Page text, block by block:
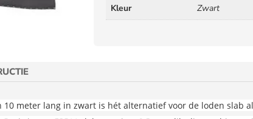
Kleur
Zwart
10 meter lang in zwart is hét alternatief voor de loden slab